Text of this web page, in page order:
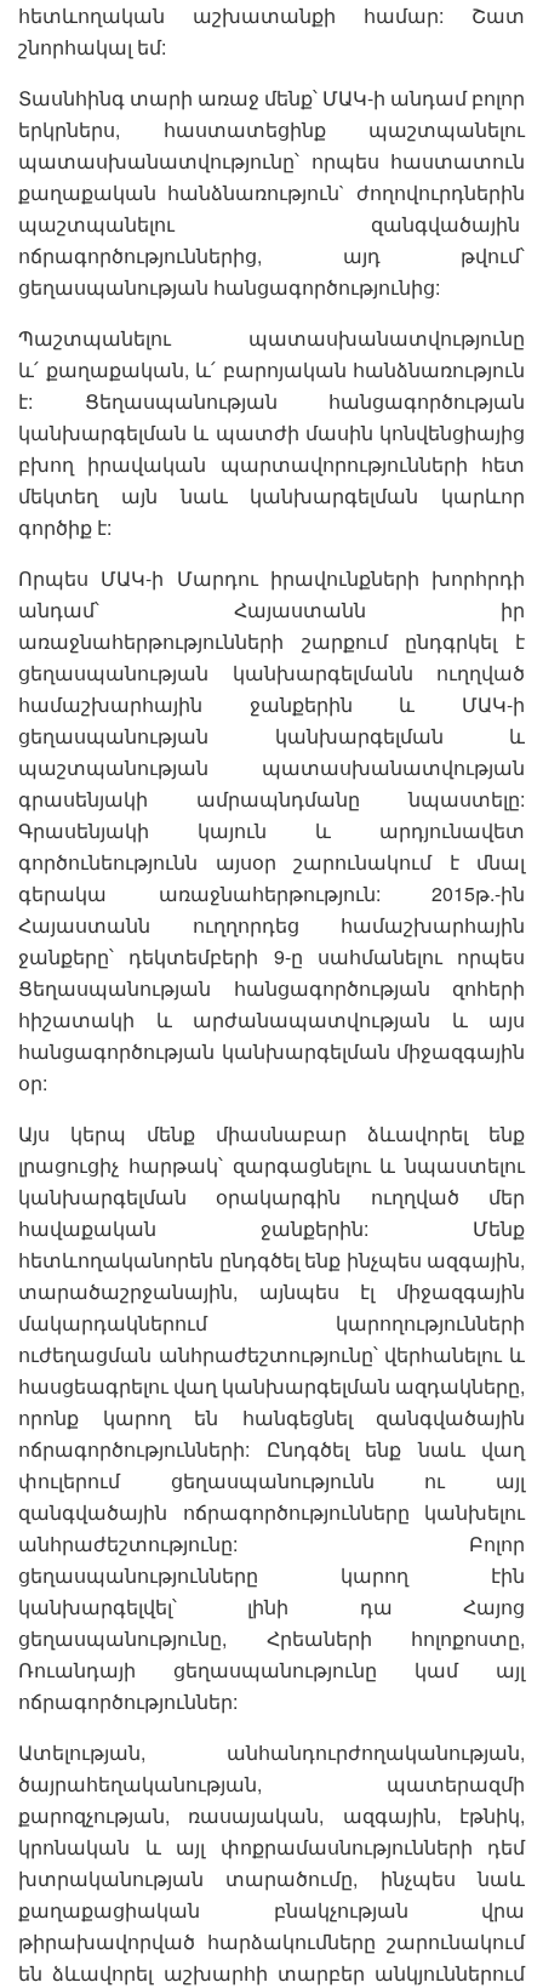
հետևողական աշխատանքի համար: Շատ
շնորհակալ եմ:
Տասնհինգ տարի առաջ մենք՝ ՄԱԿ-ի անդամ բոլոր
երկրներս, հաստատեցինք պաշտպանելու
պատասխանատվությունը՝ որպես հաստատուն
քաղաքական հանձնառություն` ժողովուրդներին
պաշտպանելու զանգվածային
ոճրագործություններից, այդ թվում՝
ցեղասպանության հանցագործությունից:
Պաշտպանելու պատասխանատվությունը
և՛ քաղաքական, և՛ բարոյական հանձնառություն
է: Ցեղասպանության հանցագործության
կանխարգելման և պատժի մասին կոնվենցիայից
բխող իրավական պարտավորությունների հետ
մեկտեղ այն նաև կանխարգելման կարևոր
գործիք է:
Որպես ՄԱԿ-ի Մարդու իրավունքների խորհրդի
անդամ՝ Հայաստանն իր
առաջնահերթությունների շարքում ընդգրկել է
ցեղասպանության կանխարգելմանն ուղղված
համաշխարհային ջանքերին և ՄԱԿ-ի
ցեղասպանության կանխարգելման և
պաշտպանության պատասխանատվության
գրասենյակի ամրապնդմանը նպաստելը:
Գրասենյակի կայուն և արդյունավետ
գործունեությունն այսօր շարունակում է մնալ
գերակա առաջնահերթություն: 2015թ.-ին
Հայաստանն ուղղորդեց համաշխարհային
ջանքերը՝ դեկտեմբերի 9-ը սահմանելու որպես
Ցեղասպանության հանցագործության զոհերի
հիշատակի և արժանապատվության և այս
հանցագործության կանխարգելման միջազգային
օր:
Այս կերպ մենք միասնաբար ձևավորել ենք
լրացուցիչ հարթակ՝ զարգացնելու և նպաստելու
կանխարգելման օրակարգին ուղղված մեր
հավաքական ջանքերին: Մենք
հետևողականորեն ընդգծել ենք ինչպես ազգային,
տարածաշրջանային, այնպես էլ միջազգային
մակարդակներում կարողությունների
ուժեղացման անհրաժեշտությունը՝ վերհանելու և
հասցեագրելու վաղ կանխարգելման ազդակները,
որոնք կարող են հանգեցնել զանգվածային
ոճրագործությունների: Ընդգծել ենք նաև վաղ
փուլերում ցեղասպանությունն ու այլ
զանգվածային ոճրագործությունները կանխելու
անհրաժեշտությունը: Բոլոր
ցեղասպանությունները կարող էին
կանխարգելվել՝ լինի դա Հայոց
ցեղասպանությունը, Հրեաների հոլոքոստը,
Ռուանդայի ցեղասպանությունը կամ այլ
ոճրագործություններ:
Ատելության, անհանդուրժողականության,
ծայրահեղականության, պատերազմի
քարոզչության, ռասայական, ազգային, էթնիկ,
կրոնական և այլ փոքրամասնությունների դեմ
խտրականության տարածումը, ինչպես նաև
քաղաքացիական բնակչության վրա
թիրախավորված հարձակումները շարունակում
են ձևավորել աշխարհի տարբեր անկյուններում